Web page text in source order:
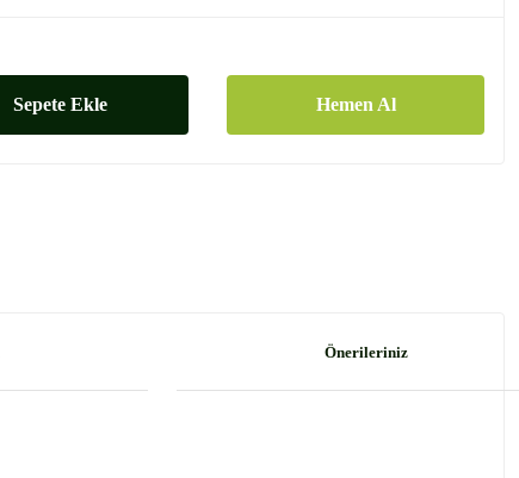
Sepete Ekle Hemen Al
Önerileriniz